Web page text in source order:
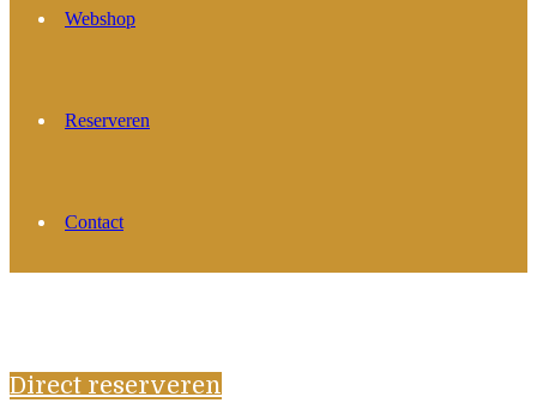
Webshop
Reserveren
Contact
Direct reserveren